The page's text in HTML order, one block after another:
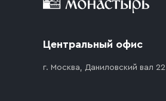
Центральный офис
г. Москва, Даниловский вал 22